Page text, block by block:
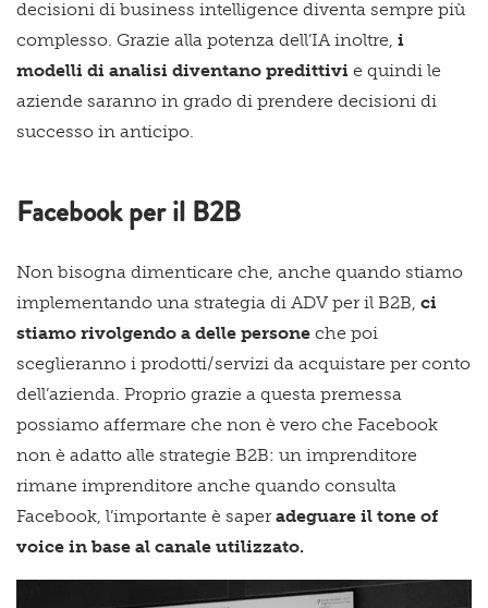
decisioni di business intelligence diventa sempre più
complesso. Grazie alla potenza dell’IA inoltre, i
modelli di analisi diventano predittivi e quindi le
aziende saranno in grado di prendere decisioni di
successo in anticipo.
Facebook per il B2B
Non bisogna dimenticare che, anche quando stiamo
implementando una strategia di ADV per il B2B, ci
stiamo rivolgendo a delle persone che poi
sceglieranno i prodotti/servizi da acquistare per conto
dell’azienda. Proprio grazie a questa premessa
possiamo affermare che non è vero che Facebook
non è adatto alle strategie B2B: un imprenditore
rimane imprenditore anche quando consulta
Facebook, l’importante è saper adeguare il tone of
voice in base al canale utilizzato.